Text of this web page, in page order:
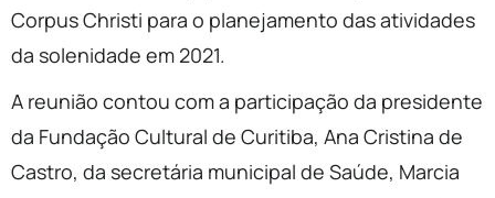
Corpus Christi para o planejamento das atividades
da solenidade em 2021.
A reunião contou com a participação da presidente
da Fundação Cultural de Curitiba, Ana Cristina de
Castro, da secretária municipal de Saúde, Marcia